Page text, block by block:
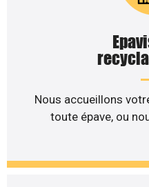
Nous accueillons
toute épave, ou